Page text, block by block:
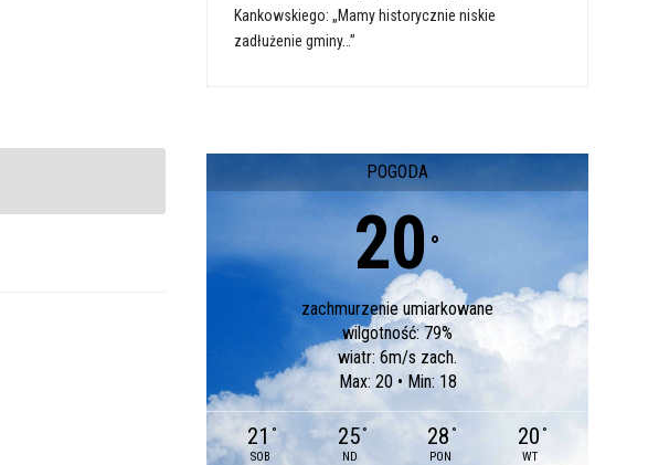
Kankowskiego: „Mamy historycznie niskie
zadłużenie gminy…”
POGODA
20 °
zachmurzenie umiarkowane
wilgotność: 79%
wiatr: 6m/s zach.
Max: 20 • Min: 18
21 °
SOB
25 °
ND
28 °
PON
20 °
WT